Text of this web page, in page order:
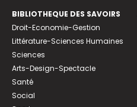
BIBLIOTHEQUE DES SAVOIRS
Droit-Economie-Gestion
Littérature-Sciences Humaines
Sciences
Arts-Design-Spectacle
Santé
Social